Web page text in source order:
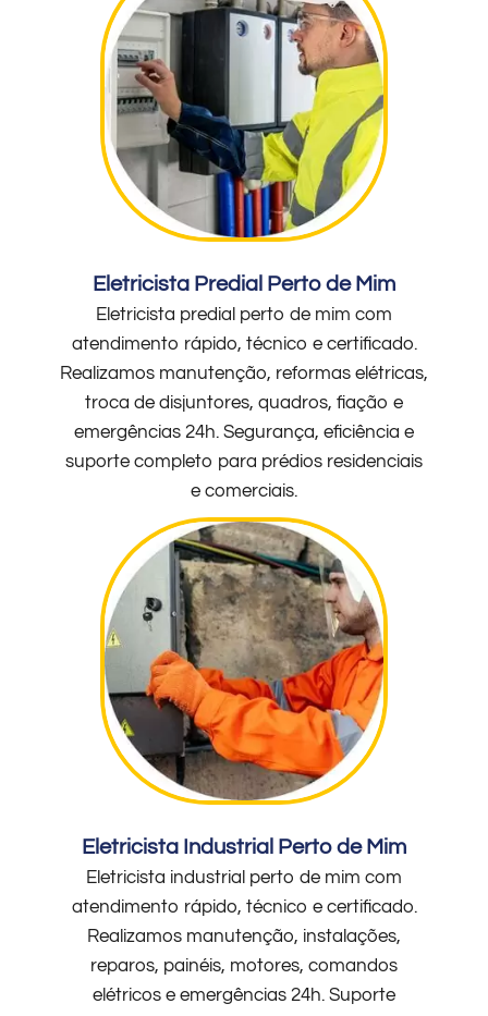
Eletricista Predial Perto de Mim
Eletricista predial perto de mim com
atendimento rápido, técnico e certificado.
Realizamos manutenção, reformas elétricas,
troca de disjuntores, quadros, fiação e
emergências 24h. Segurança, eficiência e
suporte completo para prédios residenciais
e comerciais.
Eletricista Industrial Perto de Mim
Eletricista industrial perto de mim com
atendimento rápido, técnico e certificado.
Realizamos manutenção, instalações,
reparos, painéis, motores, comandos
elétricos e emergências 24h. Suporte